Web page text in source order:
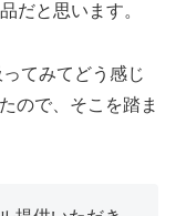
だと思います。
てみてどう感じ
ので、そこを踏ま